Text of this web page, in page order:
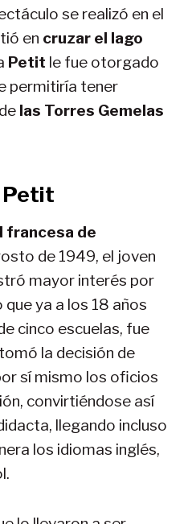
se realizó en el
en cruzar el lago
Petit le fue otorgado
permitiría tener
las Torres Gemelas
Petit
francesa de
de 1949, el joven
mayor interés por
ya a los 18 años
cinco escuelas, fue
la decisión de
sí mismo los oficios
convirtiéndose así
llegando incluso
los idiomas inglés,